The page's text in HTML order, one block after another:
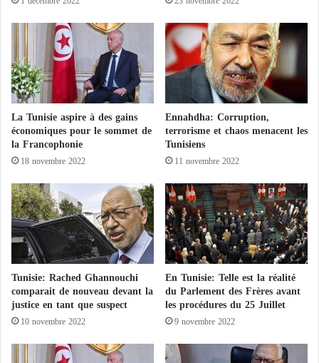
l
e
e
s
s
é
l
o
r
s
d
'
n
e
i
n
t
e
r
v
e
n
t
La Tunisie aspire à des gains
économiques pour le sommet de
la Francophonie
18 novembre 2022
Ennahdha: Corruption,
terrorisme et chaos menacent les
Tunisiens
11 novembre 2022
Tunisie: Rached Ghannouchi
comparait de nouveau devant la
justice en tant que suspect
10 novembre 2022
En Tunisie: Telle est la réalité
du Parlement des Frères avant
les procédures du 25 Juillet
9 novembre 2022